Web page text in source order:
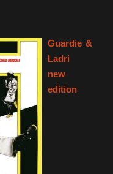
Guardie &
Ladri
new
edition